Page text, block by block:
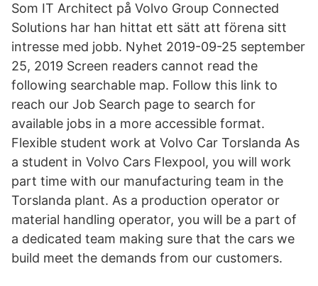
Som IT Architect på Volvo Group Connected
Solutions har han hittat ett sätt att förena sitt
intresse med jobb. Nyhet 2019-09-25 september
25, 2019 Screen readers cannot read the
following searchable map. Follow this link to
reach our Job Search page to search for
available jobs in a more accessible format.
Flexible student work at Volvo Car Torslanda As
a student in Volvo Cars Flexpool, you will work
part time with our manufacturing team in the
Torslanda plant. As a production operator or
material handling operator, you will be a part of
a dedicated team making sure that the cars we
build meet the demands from our customers.